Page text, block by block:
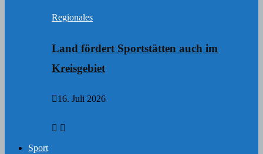
Regionales
Land fördert Sportstätten auch im
Kreisgebiet
16. Juli 2026
Sport